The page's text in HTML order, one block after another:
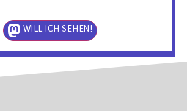
WILL ICH SEHEN!